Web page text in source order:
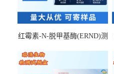
红霉素-N-脱甲基酶(ERND)测